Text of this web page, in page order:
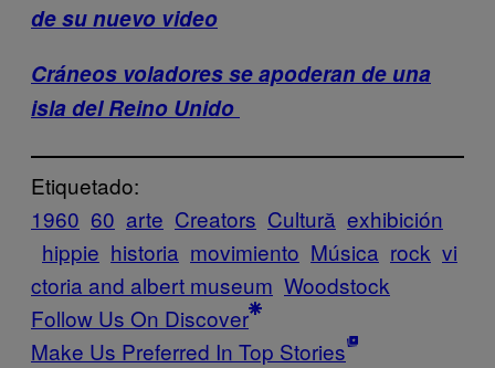
de su nuevo video
Cráneos voladores se apoderan de una
isla del Reino Unido
Etiquetado:
1960 60 arte Creators Cultură exhibición
hippie historia movimiento Música rock vi
ctoria and albert museum Woodstock
Follow Us On Discover
Make Us Preferred In Top Stories